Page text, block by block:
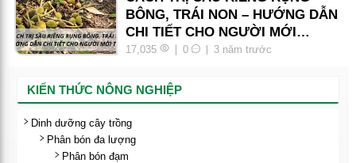
BÔNG, TRÁI NON – HƯỚNG DẪN
CHI TIẾT CHO NGƯỜI MỚI
TRỒNG
17,035 0 3 năm trước
KIẾN THỨC NÔNG NGHIỆP
Dinh dưỡng cây trồng
Phân bón đa lượng
Phân bón đạm